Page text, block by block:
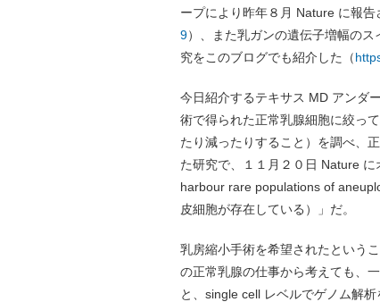
ープにより昨年８月 Nature に報告
9）、また乳ガンの遺伝子増幅の
究をこのブログでも紹介した（
今日紹介するテキサス MD アンダ
術で得られた正常乳腺細胞に絞っ
たり減ったりすること）を調べ、
た研究で、１１月２０日 Nature
harbour rare populations of
皮細胞が存在している）」だ。
乳房縮小手術を希望されたという
の正常乳腺の仕事から考えても、
と、single cell レベルでゲノム解